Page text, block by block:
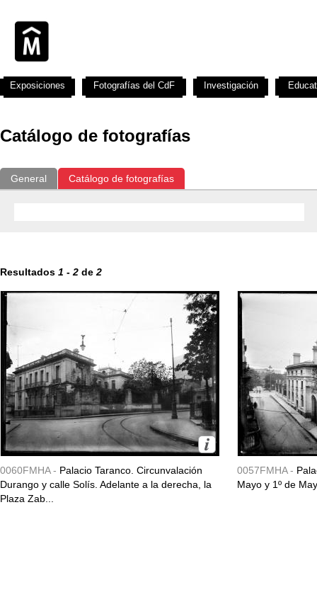
Catálogo de fotografías
General Catálogo de fotografías
Resultados 1 - 2 de 2
0060FMHA - Palacio Taranco. Circunvalación
Durango y calle Solís. Adelante a la derecha, la
Plaza Zab...
0057FMHA -
Mayo y 1º de
Exposiciones Fotografías del CdF Investigación